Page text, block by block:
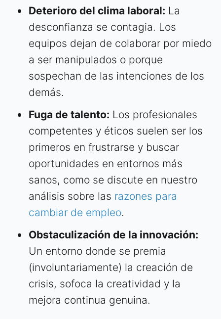
Deterioro del clima laboral: La
desconfianza se contagia. Los
equipos dejan de colaborar por miedo
a ser manipulados o porque
sospechan de las intenciones de los
demás.
Fuga de talento: Los profesionales
competentes y éticos suelen ser los
primeros en frustrarse y buscar
oportunidades en entornos más
sanos, como se discute en nuestro
análisis sobre las razones para
cambiar de empleo.
Obstaculización de la innovación:
Un entorno donde se premia
(involuntariamente) la creación de
crisis, sofoca la creatividad y la
mejora continua genuina.